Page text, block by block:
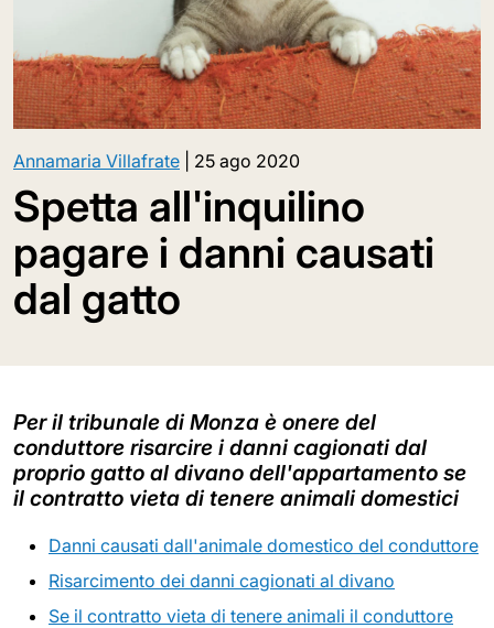
Annamaria Villafrate 25 ago 2020
Spetta all'inquilino
pagare i danni causati
dal gatto
Per il tribunale di Monza è onere del
conduttore risarcire i danni cagionati dal
proprio gatto al divano dell'appartamento se
il contratto vieta di tenere animali domestici
Danni causati dall'animale domestico del conduttore
Risarcimento dei danni cagionati al divano
Se il contratto vieta di tenere animali il conduttore